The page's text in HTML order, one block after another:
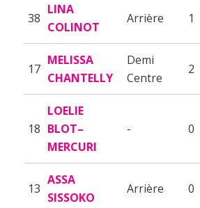
38
LINA
COLINOT
Arrière 1
17
MELISSA
CHANTELLY
Demi
Centre
2
18
LOELIE
BLOT–
MERCURI
- 0
13
ASSA
SISSOKO
Arrière 0